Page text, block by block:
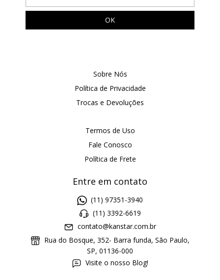
Sobre Nós
Política de Privacidade
Trocas e Devoluções
Termos de Uso
Fale Conosco
Política de Frete
Entre em contato
(11) 97351-3940
(11) 3392-6619
contato@kanstar.com.br
Rua do Bosque, 352- Barra funda, São Paulo,
SP, 01136-000
Visite o nosso Blog!